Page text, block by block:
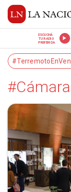
ESCUCHÁ
TU RADIO
PREFERIDA